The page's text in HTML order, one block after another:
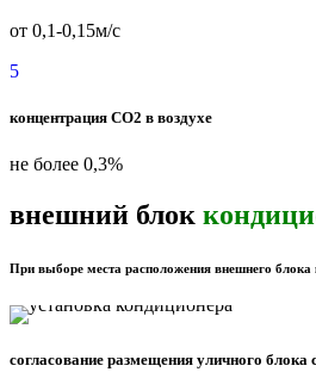
от 0,1-0,15м/с
5
концентрация СО2 в воздухе
не более 0,3%
внешний блок
При выборе места расположения внешнего
согласование размещения уличного